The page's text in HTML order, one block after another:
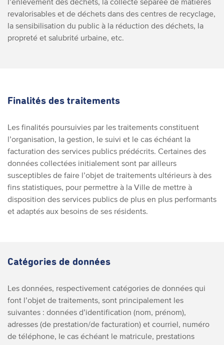
revalorisables et de déchets dans des centres de recyclage,
la sensibilisation du public à la réduction des déchets, la
propreté et salubrité urbaine, etc.
Finalités des traitements
Les finalités poursuivies par les traitements constituent
l’organisation, la gestion, le suivi et le cas échéant la
facturation des services publics prédécrits. Certaines des
données collectées initialement sont par ailleurs
susceptibles de faire l’objet de traitements ultérieurs à des
fins statistiques, pour permettre à la Ville de mettre à
disposition des services publics de plus en plus performants
et adaptés aux besoins de ses résidents.
Catégories de données
Les données, respectivement catégories de données qui
font l’objet de traitements, sont principalement les
suivantes : données d’identification (nom, prénom),
adresses (de prestation/de facturation) et courriel, numéro
de téléphone, le cas échéant le matricule, prestations